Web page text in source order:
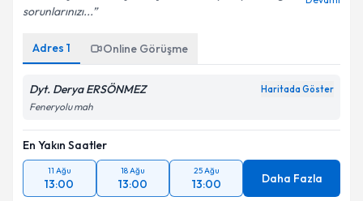
sorunlarınızı...
Adres 1 Online Görüşme
Dyt. Derya ERSÖNMEZ Haritada Göster
Feneryolu mah
En Yakın Saatler
11 Ağu
13:00
18 Ağu
13:00
25 Ağu
13:00 Daha Fazla